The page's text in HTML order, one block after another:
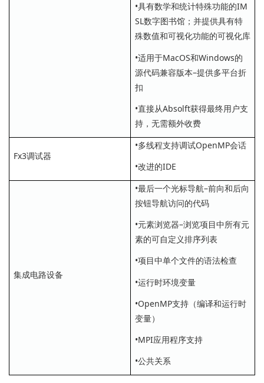
•具有数学和统计特殊功能的IM
SL数字图书馆；并提供具有特
殊数值和可视化功能的可视化库
•适用于MacOS和Windows的
源代码兼容版本–提供多平台折
扣
•直接从Absolft获得最终用户支
持，无需额外收费
Fx3调试器
•多线程支持调试OpenMP会话
•改进的IDE
集成电路设备
•最后一个光标导航–前向和后向
按钮导航访问的代码
•元素浏览器–浏览项目中所有元
素的可自定义排序列表
•项目中单个文件的语法检查
•运行时环境变量
•OpenMP支持（编译和运行时
变量）
•MPI应用程序支持
•公共关系